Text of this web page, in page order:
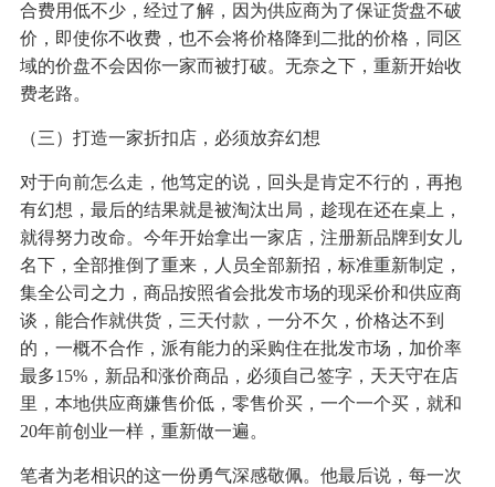
合费用低不少，经过了解，因为供应商为了保证货盘不破
价，即使你不收费，也不会将价格降到二批的价格，同区
域的价盘不会因你一家而被打破。无奈之下，重新开始收
费老路。
（三）打造一家折扣店，必须放弃幻想
对于向前怎么走，他笃定的说，回头是肯定不行的，再抱
有幻想，最后的结果就是被淘汰出局，趁现在还在桌上，
就得努力改命。今年开始拿出一家店，注册新品牌到女儿
名下，全部推倒了重来，人员全部新招，标准重新制定，
集全公司之力，商品按照省会批发市场的现采价和供应商
谈，能合作就供货，三天付款，一分不欠，价格达不到
的，一概不合作，派有能力的采购住在批发市场，加价率
最多15%，新品和涨价商品，必须自己签字，天天守在店
里，本地供应商嫌售价低，零售价买，一个一个买，就和
20年前创业一样，重新做一遍。
笔者为老相识的这一份勇气深感敬佩。他最后说，每一次